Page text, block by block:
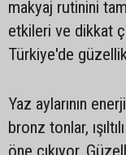
makyaj rutinini
etkileri ve dikkat
Türkiye'de
Yaz aylarının
bronz tonlar,
öne çıkıyor.